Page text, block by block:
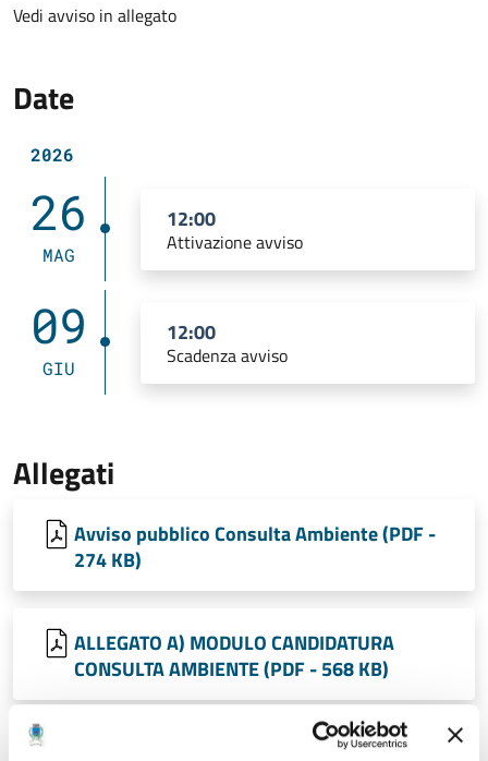
Vedi avviso in allegato
Date
2026
26
MAG
12:00
Attivazione avviso
09
GIU
12:00
Scadenza avviso
Allegati
Avviso pubblico Consulta Ambiente (PDF -
274 KB)
ALLEGATO A) MODULO CANDIDATURA
CONSULTA AMBIENTE (PDF - 568 KB)